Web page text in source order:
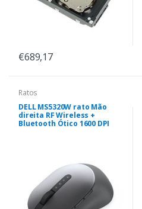
€689,17
Ratos
DELL MS5320W rato Mão
direita RF Wireless +
Bluetooth Ótico 1600 DPI